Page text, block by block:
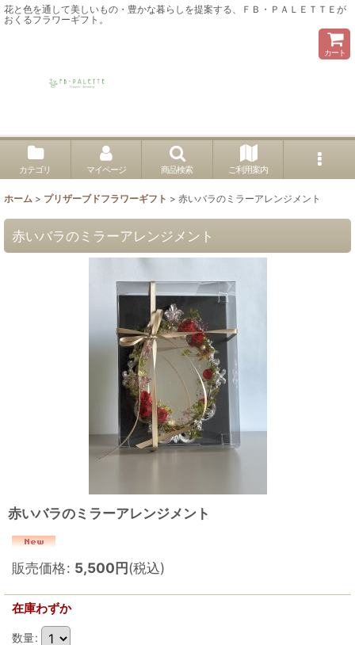
花と色を通して美しいもの・豊かな暮らしを提案する、ＦＢ・ＰＡＬＥＴＴＥが
おくるフラワーギフト。
カート
カテゴリ マイページ 商品検索 ご利用案内
ホーム > プリザーブドフラワーギフト > 赤いバラのミラーアレンジメント
赤いバラのミラーアレンジメント
赤いバラのミラーアレンジメント
販売価格: 5,500円(税込)
在庫わずか
数量: